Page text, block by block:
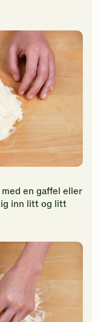
en gaffel eller
inn litt og litt